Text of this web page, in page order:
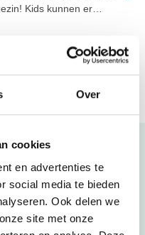
Over
cookies
en advertenties te
social media te bieden
Ook delen we
site met onze
Kids kunnen er
naar Kinepolis
Breda en geniet van
Mét airco!